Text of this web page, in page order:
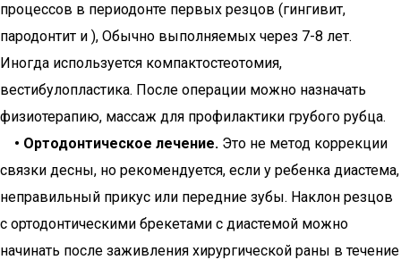
процессов в периодонте первых резцов (гингивит,
пародонтит и ), Обычно выполняемых через 7-8 лет.
Иногда используется компактостеотомия,
вестибулопластика. После операции можно назначать
физиотерапию, массаж для профилактики грубого рубца.
• Ортодонтическое лечение. Это не метод коррекции
связки десны, но рекомендуется, если у ребенка диастема,
неправильный прикус или передние зубы. Наклон резцов
с ортодонтическими брекетами с диастемой можно
начинать после заживления хирургической раны в течение